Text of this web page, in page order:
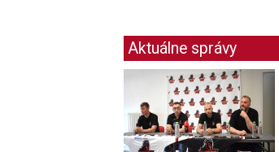
Aktuálne správy